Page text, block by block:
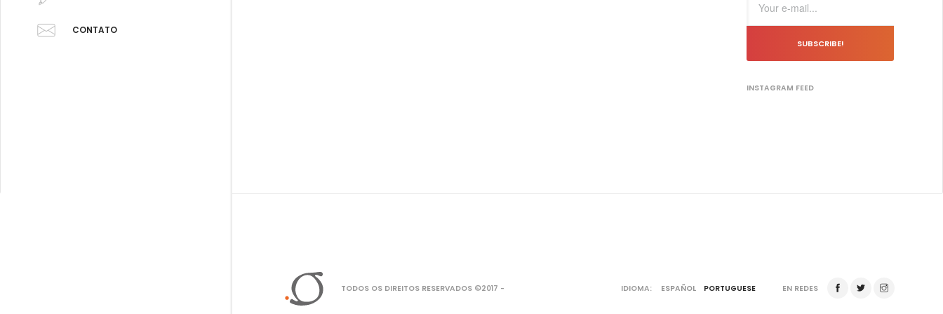
CONTATO
SUBSCRIBE!
INSTAGRAM FEED
TODOS OS DIREITOS RESERVADOS ©2017 - IDIOMA: ESPAÑOL PORTUGUESE EN REDES